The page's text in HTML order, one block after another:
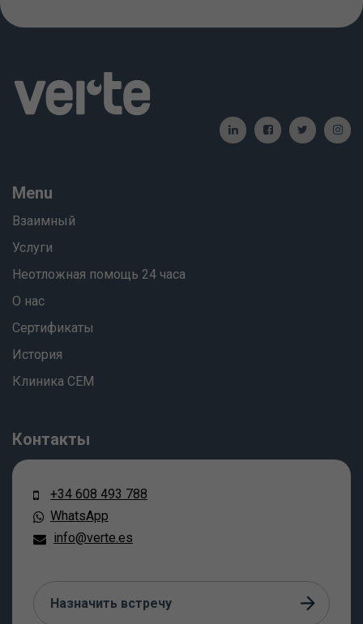
Menu
Взаимный
Услуги
Неотложная помощь 24 часа
О нас
Сертификаты
История
Клиника СЕМ
Контакты
+34 608 493 788
WhatsApp
info@verte.es
Назначить встречу